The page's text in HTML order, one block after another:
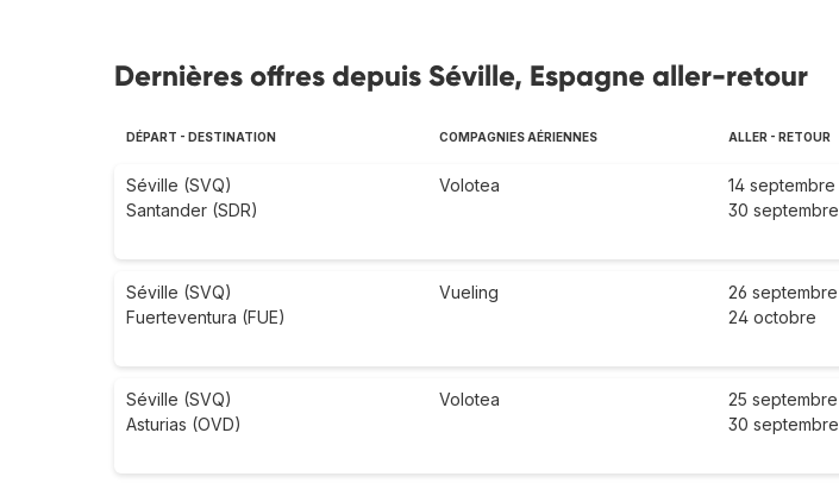
Dernières offres depuis Séville, Espagne aller-retour
DÉPART - DESTINATION COMPAGNIES AÉRIENNES ALLER - RETOUR
Séville (SVQ)
Santander (SDR)
Volotea
14 septembre
30 septembre
Séville (SVQ)
Fuerteventura (FUE)
Vueling
26 septembre
24 octobre
Séville (SVQ)
Asturias (OVD)
Volotea
25 septembre
30 septembre